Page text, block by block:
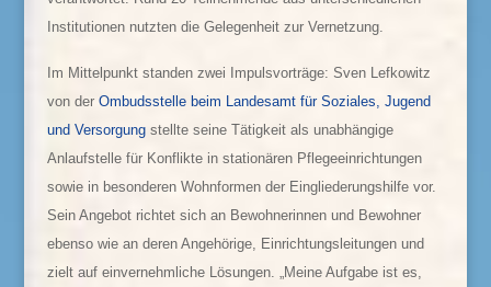
Institutionen nutzten die Gelegenheit zur Vernetzung.
Im Mittelpunkt standen zwei Impulsvorträge: Sven Lefkowitz
von der Ombudsstelle beim Landesamt für Soziales, Jugend
und Versorgungstellte seine Tätigkeit als unabhängige
Anlaufstelle für Konflikte in stationären Pflegeeinrichtungen
sowie in besonderen Wohnformen der Eingliederungshilfe vor.
Sein Angebot richtet sich an Bewohnerinnen und Bewohner
ebenso wie an deren Angehörige, Einrichtungsleitungen und
zielt auf einvernehmliche Lösungen. „Meine Aufgabe ist es,